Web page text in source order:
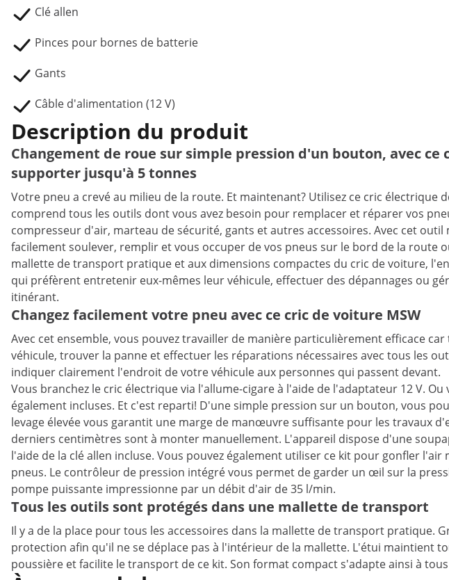
Clé allen
Pinces pour bornes de batterie
Gants
Câble d'alimentation (12 V)
Description du produit
Changement de roue sur simple pression d'un bouton, avec
supporter jusqu'à 5 tonnes
Votre pneu a crevé au milieu de la route. Et maintenant? Utilisez ce cric électrique
comprend tous les outils dont vous avez besoin pour remplacer et réparer vos
compresseur d'air, marteau de sécurité, gants et autres accessoires. Avec cet
facilement soulever, remplir et vous occuper de vos pneus sur le bord de la route
mallette de transport pratique et aux dimensions compactes du cric de voiture,
qui préfèrent entretenir eux-mêmes leur véhicule, effectuer des dépannages ou
itinérant.
Changez facilement votre pneu avec ce cric de voiture MSW
Avec cet ensemble, vous pouvez travailler de manière particulièrement efficace
véhicule, trouver la panne et effectuer les réparations nécessaires avec tous les
indiquer clairement l'endroit de votre véhicule aux personnes qui passent devant.
Vous branchez le cric électrique via l'allume-cigare à l'aide de l'adaptateur 12 V.
également incluses. Et c'est reparti! D'une simple pression sur un bouton, vous
levage élevée vous garantit une marge de manœuvre suffisante pour les travaux
derniers centimètres sont à monter manuellement. L'appareil dispose d'une
l'aide de la clé allen incluse. Vous pouvez également utiliser ce kit pour gonfler
pneus. Le contrôleur de pression intégré vous permet de garder un œil sur la
pompe puissante impressionne par un débit d'air de 35 l/min.
Tous les outils sont protégés dans une mallette de transport
Il y a de la place pour tous les accessoires dans la mallette de transport pratique.
protection afin qu'il ne se déplace pas à l'intérieur de la mallette. L'étui maintient
poussière et facilite le transport de ce kit. Son format compact s'adapte ainsi à